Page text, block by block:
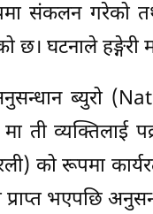
संकलन गरेको तथा
छ। घटनाले हङ्गेरी
अनुसन्धान
ती व्यक्तिलाई
को रूपमा
भएपछि